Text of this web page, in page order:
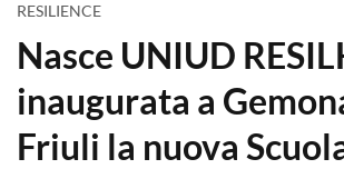
RESILIENCE
Nasce UNIUD
inaugurata a
Friuli la nuova